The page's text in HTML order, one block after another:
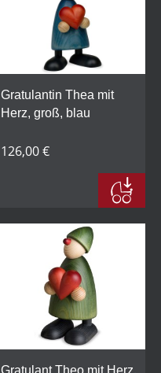
Gratulantin Thea mit
Herz, groß, blau
126,00 €
Gratulant Theo mit Herz,